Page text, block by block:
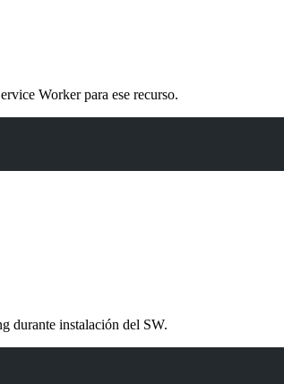
Worker para ese recurso.
durante instalación del SW.